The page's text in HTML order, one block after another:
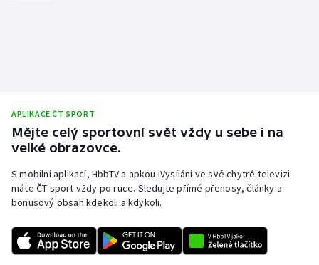
Vodní slalom
Volejbal
Ostatní
APLIKACE ČT SPORT
Mějte celý sportovní svět vždy u sebe i na
velké obrazovce.
S mobilní aplikací, HbbTV a apkou iVysílání ve své chytré televizi
máte ČT sport vždy po ruce. Sledujte přímé přenosy, články a
bonusový obsah kdekoli a kdykoli.